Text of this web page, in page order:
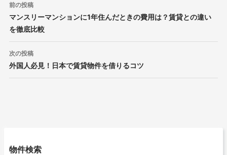
稿
ナ
ビ
ゲ
ー
シ
ョ
前の投稿
マンスリーマンションに1年住んだときの費用は？賃貸との違い
を徹底比較
次の投稿
外国人必見！日本で賃貸物件を借りるコツ
物件検索